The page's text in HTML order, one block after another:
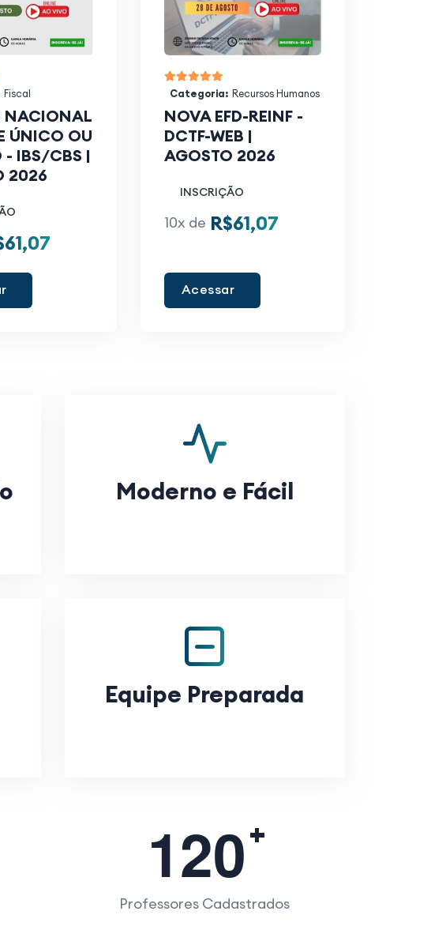
Fiscal
NACIONAL
ÚNICO OU
- IBS/CBS |
2026
Categoria: Recursos Humanos
NOVA EFD-REINF -
DCTF-WEB |
AGOSTO 2026
INSCRIÇÃO
10x de R$61,07
Acessar
Moderno e Fácil
Equipe Preparada
120
Professores Cadastrados